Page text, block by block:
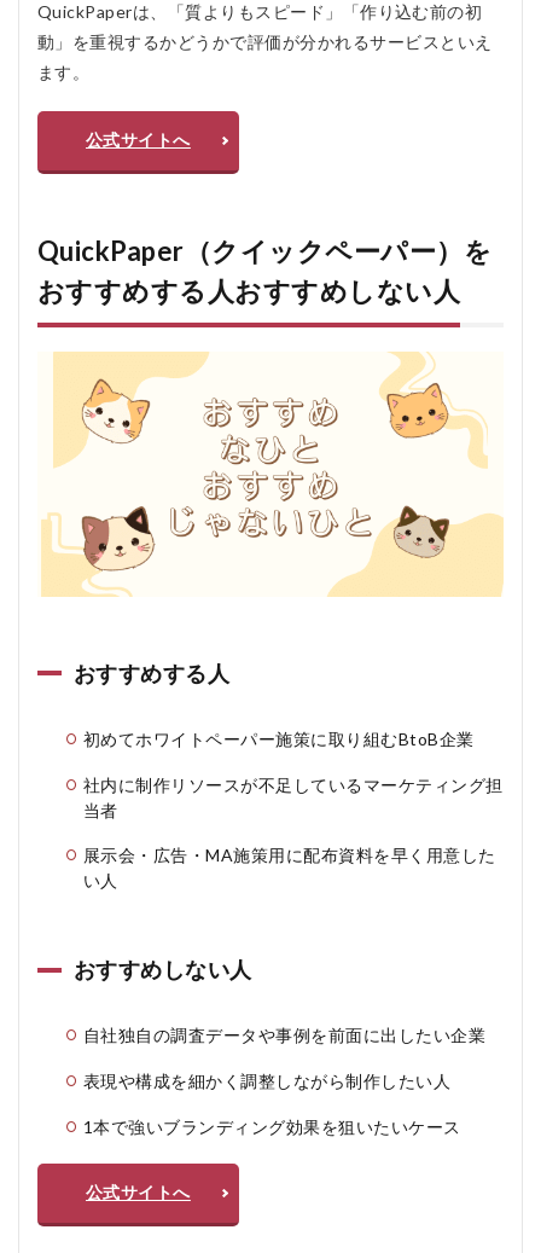
QuickPaperは、「質よりもスピード」「作り込む前の初
動」を重視するかどうかで評価が分かれるサービスといえ
ます。
公式サイトへ
QuickPaper（クイックペーパー）を
おすすめする人おすすめしない人
おすすめする人
初めてホワイトペーパー施策に取り組むBtoB企業
社内に制作リソースが不足しているマーケティング担
当者
展示会・広告・MA施策用に配布資料を早く用意した
い人
おすすめしない人
自社独自の調査データや事例を前面に出したい企業
表現や構成を細かく調整しながら制作したい人
1本で強いブランディング効果を狙いたいケース
公式サイトへ